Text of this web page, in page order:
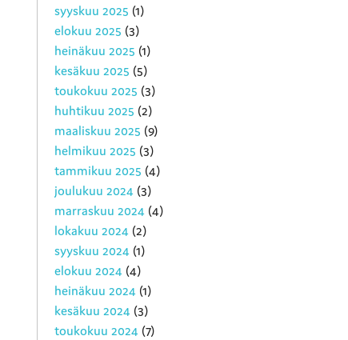
syyskuu 2025 (1)
elokuu 2025 (3)
heinäkuu 2025 (1)
kesäkuu 2025 (5)
toukokuu 2025 (3)
huhtikuu 2025 (2)
maaliskuu 2025 (9)
helmikuu 2025 (3)
tammikuu 2025 (4)
joulukuu 2024 (3)
marraskuu 2024 (4)
lokakuu 2024 (2)
syyskuu 2024 (1)
elokuu 2024 (4)
heinäkuu 2024 (1)
kesäkuu 2024 (3)
toukokuu 2024 (7)